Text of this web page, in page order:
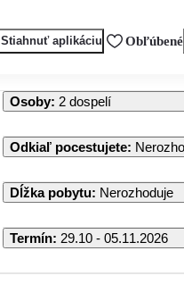
Stiahnuť aplikáciu Obľúbené
Osoby: 2 dospelí
Odkiaľ pocestujete:
Dĺžka pobytu: Nerozhoduje
Termín: 29.10 - 05.11.2026